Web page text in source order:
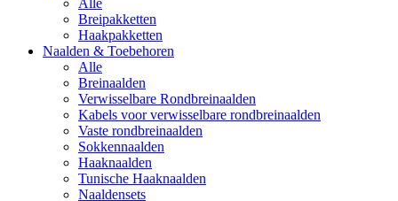
Alle
Breipakketten
Haakpakketten
Naalden & Toebehoren
Alle
Breinaalden
Verwisselbare Rondbreinaalden
Kabels voor verwisselbare rondbreinaalden
Vaste rondbreinaalden
Sokkennaalden
Haaknaalden
Tunische Haaknaalden
Naaldensets